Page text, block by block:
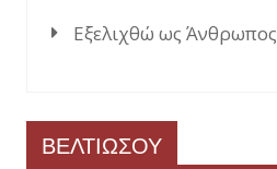
Εξελιχθώ ως Άνθρωπος
ΒΕΛΤΙΩΣΟΥ